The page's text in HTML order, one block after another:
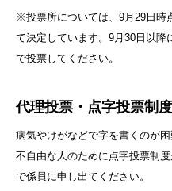
※投票所については、9月29日時
て決定しています。9月30日以
で投票してください。
代理投票・点字投票制度
病気やけがなどで字を書くのが
不自由な人のために点字投票制
で係員に申し出てください。